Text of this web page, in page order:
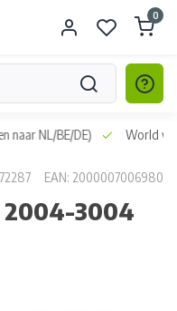
0
naar NL/BE/DE) World
EAN: 2000007006980
2004-3004